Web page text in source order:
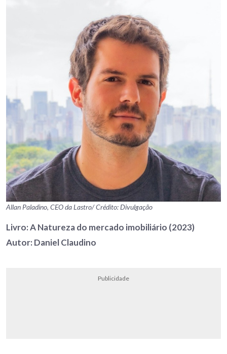
Allan Paladino, CEO da Lastro/ Crédito: Divulgação
Livro: A Natureza do mercado imobiliário (2023)
Autor: Daniel Claudino
Publicidade